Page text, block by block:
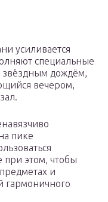
усиливается
специальные
звёздным дождём,
вечером,
пике
при этом, чтобы
и
гармоничного